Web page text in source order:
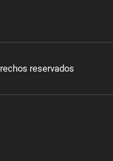
reservados